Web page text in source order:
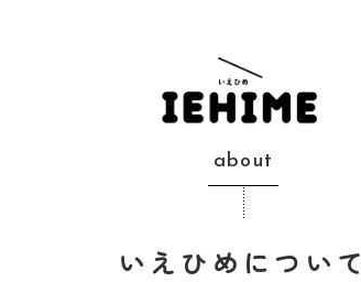
about
いえひめについて